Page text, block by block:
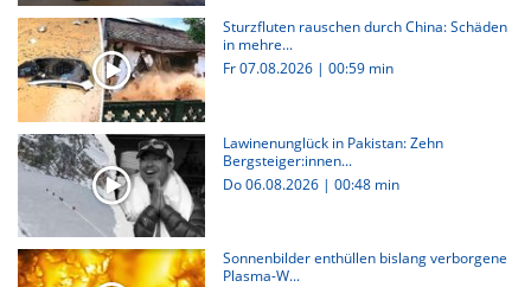
Sturzfluten rauschen durch China: Schäden
in mehre...
Fr 07.08.2026 | 00:59 min
Lawinenunglück in Pakistan: Zehn
Bergsteiger:innen...
Do 06.08.2026 | 00:48 min
Sonnenbilder enthüllen bislang verborgene
Plasma-W...